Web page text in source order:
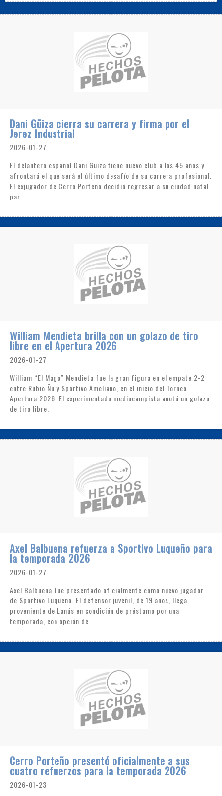
Dani Güiza cierra su carrera y firma por el
Jerez Industrial
2026-01-27
El delantero español Dani Güiza tiene nuevo club a los 45 años y
afrontará el que será el último desafío de su carrera profesional.
El exjugador de Cerro Porteño decidió regresar a su ciudad natal
par
William Mendieta brilla con un golazo de tiro
libre en el Apertura 2026
2026-01-27
William “El Mago” Mendieta fue la gran figura en el empate 2-2
entre Rubio Ñu y Sportivo Ameliano, en el inicio del Torneo
Apertura 2026. El experimentado mediocampista anotó un golazo
de tiro libre,
Axel Balbuena refuerza a Sportivo Luqueño para
la temporada 2026
2026-01-27
Axel Balbuena fue presentado oficialmente como nuevo jugador
de Sportivo Luqueño. El defensor juvenil, de 19 años, llega
proveniente de Lanús en condición de préstamo por una
temporada, con opción de
Cerro Porteño presentó oficialmente a sus
cuatro refuerzos para la temporada 2026
2026-01-23